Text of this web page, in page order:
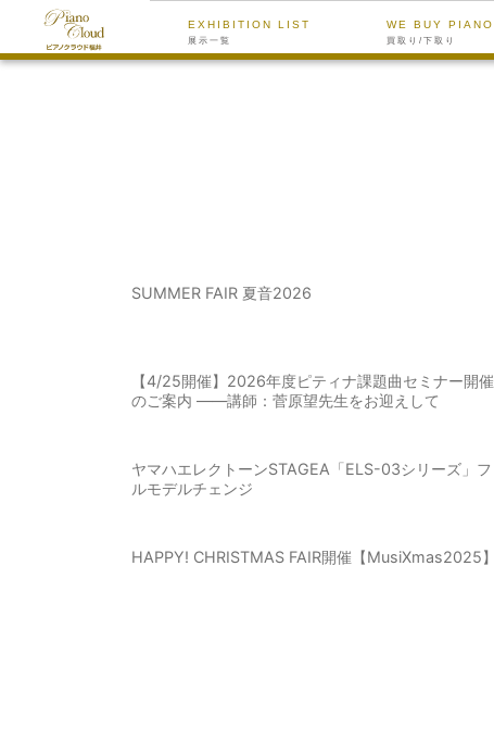
EXHIBITION LIST
展示一覧
WE BUY PIANO
買取り/下取り
SUMMER FAIR 夏音2026
【4/25開催】2026年度ピティナ課題曲セミナー開催
のご案内 ――講師：菅原望先生をお迎えして
ヤマハエレクトーンSTAGEA「ELS-03シリーズ」フ
ルモデルチェンジ
HAPPY! CHRISTMAS FAIR開催【MusiXmas2025】